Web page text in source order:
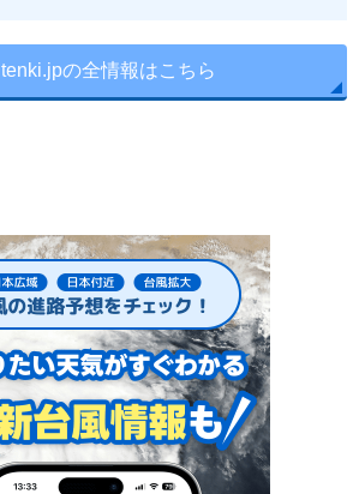
tenki.jpの全情報はこちら